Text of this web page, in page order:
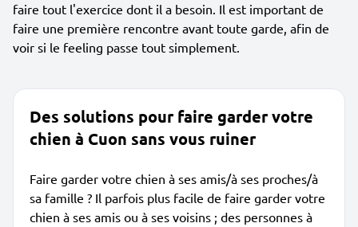
faire tout l'exercice dont il a besoin. Il est important de
faire une première rencontre avant toute garde, afin de
voir si le feeling passe tout simplement.
Des solutions pour faire garder votre
chien à Cuon sans vous ruiner
Faire garder votre chien à ses amis/à ses proches/à
sa famille ? Il parfois plus facile de faire garder votre
chien à ses amis ou à ses voisins ; des personnes à